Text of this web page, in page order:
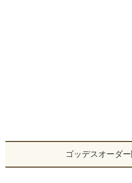
ゴッデスオーダ